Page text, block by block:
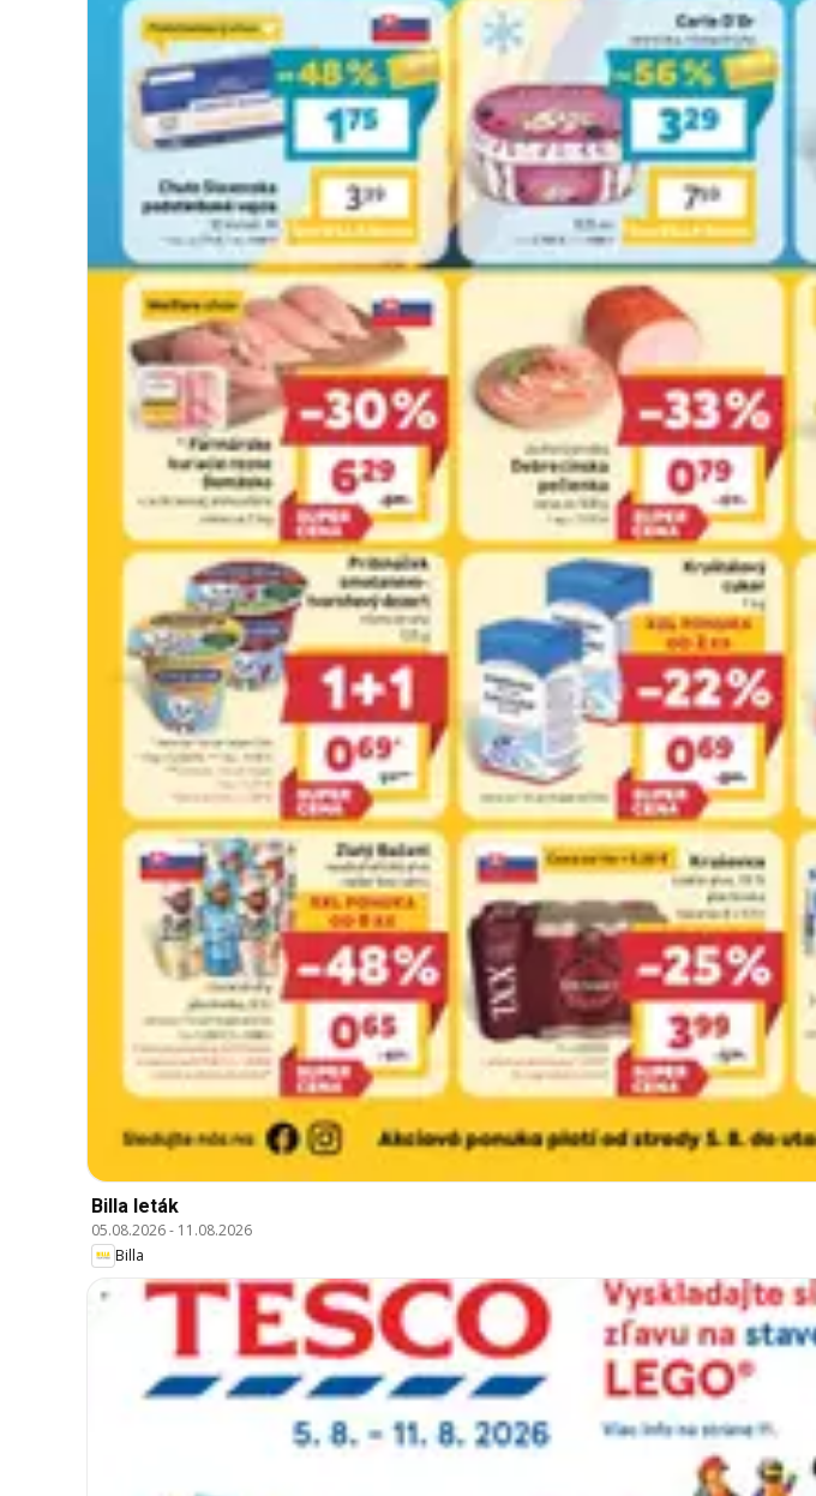
Billa leták
05.08.2026- 11.08.2026
Billa